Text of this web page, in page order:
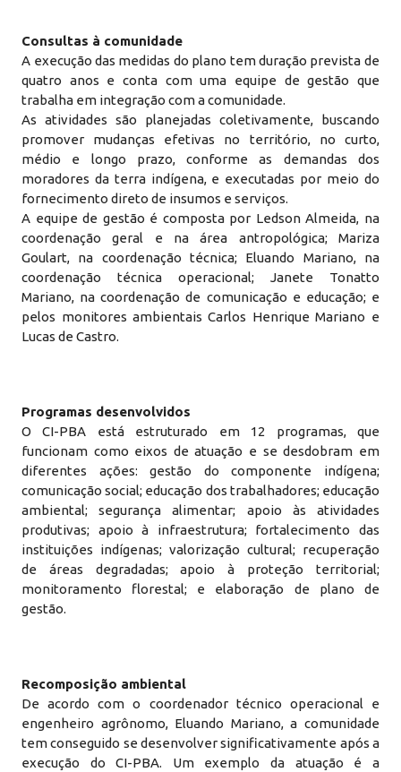
Consultas à comunidade
A execução das medidas do plano tem duração prevista de
quatro anos e conta com uma equipe de gestão que
trabalha em integração com a comunidade.
As atividades são planejadas coletivamente, buscando
promover mudanças efetivas no território, no curto,
médio e longo prazo, conforme as demandas dos
moradores da terra indígena, e executadas por meio do
fornecimento direto de insumos e serviços.
A equipe de gestão é composta por Ledson Almeida, na
coordenação geral e na área antropológica; Mariza
Goulart, na coordenação técnica; Eluando Mariano, na
coordenação técnica operacional; Janete Tonatto
Mariano, na coordenação de comunicação e educação; e
pelos monitores ambientais Carlos Henrique Mariano e
Lucas de Castro.
Programas desenvolvidos
O CI-PBA está estruturado em 12 programas, que
funcionam como eixos de atuação e se desdobram em
diferentes ações: gestão do componente indígena;
comunicação social; educação dos trabalhadores; educação
ambiental; segurança alimentar; apoio às atividades
produtivas; apoio à infraestrutura; fortalecimento das
instituições indígenas; valorização cultural; recuperação
de áreas degradadas; apoio à proteção territorial;
monitoramento florestal; e elaboração de plano de
gestão.
Recomposição ambiental
De acordo com o coordenador técnico operacional e
engenheiro agrônomo, Eluando Mariano, a comunidade
tem conseguido se desenvolver significativamente após a
execução do CI-PBA. Um exemplo da atuação é a